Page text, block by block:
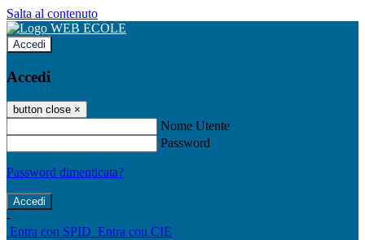
Salta al contenuto
Accedi
Accedi
button close ×
Nome Utente
Password
Password dimenticata?
-
Entra con SPID Entra con CIE